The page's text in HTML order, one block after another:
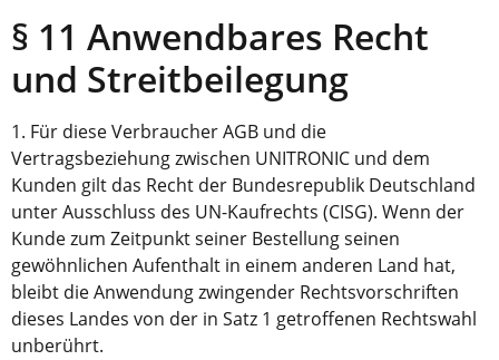
§ 11 Anwendbares Recht
und Streitbeilegung
1. Für diese Verbraucher AGB und die
Vertragsbeziehung zwischen UNITRONIC und dem
Kunden gilt das Recht der Bundesrepublik Deutschland
unter Ausschluss des UN-Kaufrechts (CISG). Wenn der
Kunde zum Zeitpunkt seiner Bestellung seinen
gewöhnlichen Aufenthalt in einem anderen Land hat,
bleibt die Anwendung zwingender Rechtsvorschriften
dieses Landes von der in Satz 1 getroffenen Rechtswahl
unberührt.